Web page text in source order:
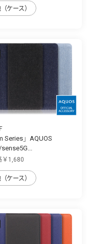
ケース）
Series」AQUOS
￥1,680
ケース）